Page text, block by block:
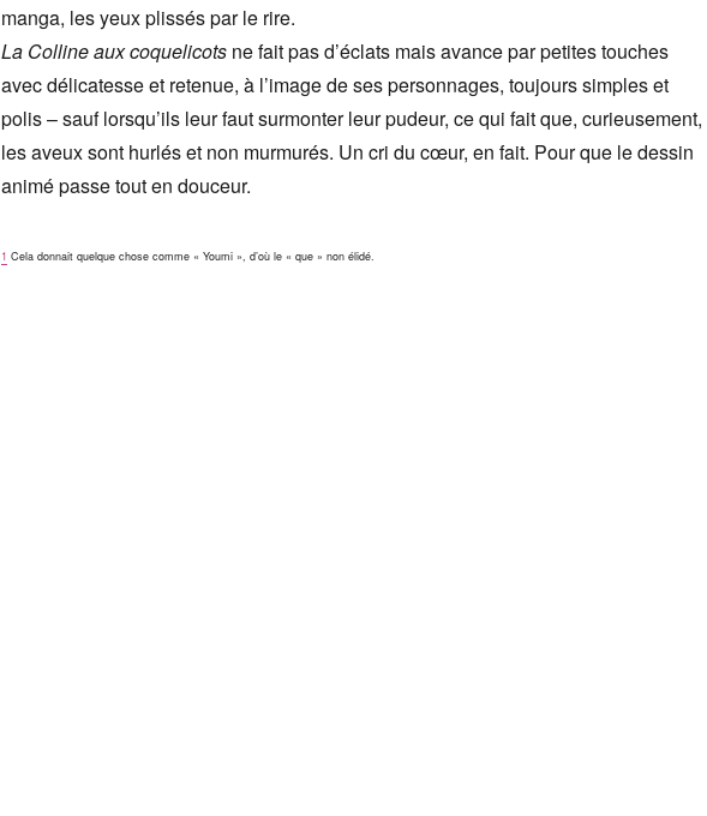
manga, les yeux plissés par le rire.
La Colline aux coquelicotsne fait pas d’éclats mais avance par petites touches
avec délicatesse et retenue, à l’image de ses personnages, toujours simples et
polis – sauf lorsqu’ils leur faut surmonter leur pudeur, ce qui fait que, curieusement,
les aveux sont hurlés et non murmurés. Un cri du cœur, en fait. Pour que le dessin
animé passe tout en douceur.
1 Cela donnait quelque chose comme « Youmi », d’où le « que » non élidé.